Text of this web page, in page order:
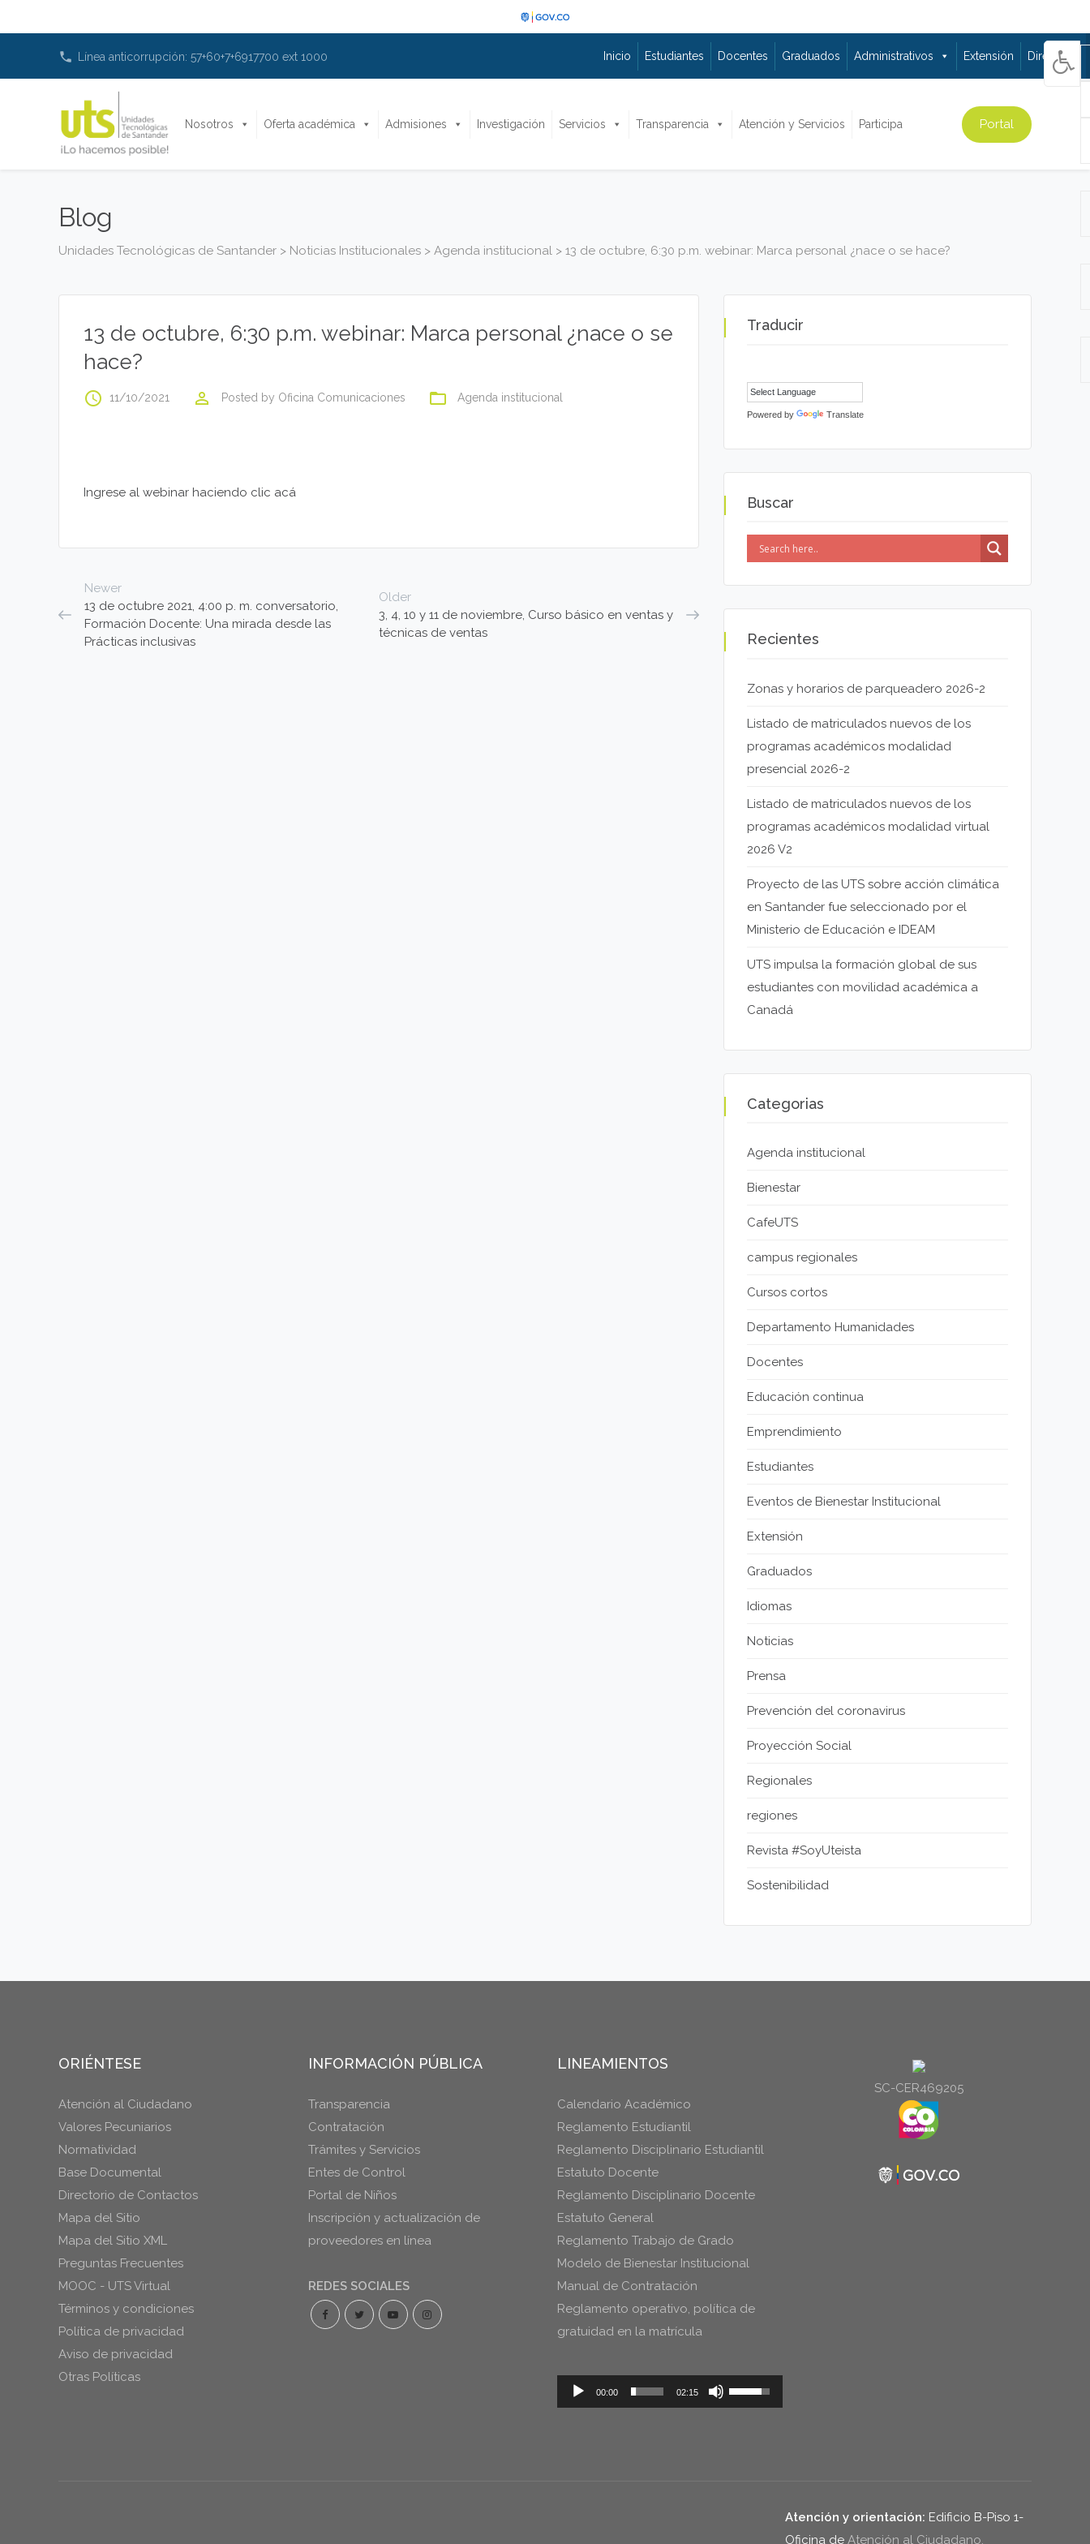
phone Línea anticorrupción: 57+60+7+6917700 ext 1000 Inicio Estudiantes Docentes Graduados Administrativos Extensión Directorio
Nosotros Oferta académica Admisiones Investigación Servicios Transparencia Atención y Servicios Participa Portal
Blog
Unidades Tecnológicas de Santander > Noticias Institucionales > Agenda institucional > 13 de octubre, 6:30 p.m. webinar: Marca personal ¿nace o se hace?
13 de octubre, 6:30 p.m. webinar: Marca personal ¿nace o se
hace?
access_time 11/10/2021 perm_identity Posted by Oficina Comunicaciones folder_open Agenda institucional
Ingrese al webinar haciendo clic acá
Newer
13 de octubre 2021, 4:00 p. m. conversatorio,
Formación Docente: Una mirada desde las
Prácticas inclusivas
Older
3, 4, 10 y 11 de noviembre, Curso básico en ventas y
técnicas de ventas
Traducir
Powered by Translate
Buscar
Recientes
Zonas y horarios de parqueadero 2026-2
Listado de matriculados nuevos de los
programas académicos modalidad
presencial 2026-2
Listado de matriculados nuevos de los
programas académicos modalidad virtual
2026 V2
Proyecto de las UTS sobre acción climática
en Santander fue seleccionado por el
Ministerio de Educación e IDEAM
UTS impulsa la formación global de sus
estudiantes con movilidad académica a
Canadá
Categorias
Agenda institucional
Bienestar
CafeUTS
campus regionales
Cursos cortos
Departamento Humanidades
Docentes
Educación continua
Emprendimiento
Estudiantes
Eventos de Bienestar Institucional
Extensión
Graduados
Idiomas
Noticias
Prensa
Prevención del coronavirus
Proyección Social
Regionales
regiones
Revista #SoyUteista
Sostenibilidad
ORIÉNTESE
Atención al Ciudadano
Valores Pecuniarios
Normatividad
Base Documental
Directorio de Contactos
Mapa del Sitio
Mapa del Sitio XML
Preguntas Frecuentes
MOOC - UTS Virtual
Términos y condiciones
Política de privacidad
Aviso de privacidad
Otras Políticas
INFORMACIÓN PÚBLICA
Transparencia
Contratación
Trámites y Servicios
Entes de Control
Portal de Niños
Inscripción y actualización de
proveedores en línea
REDES SOCIALES
LINEAMIENTOS
Calendario Académico
Reglamento Estudiantil
Reglamento Disciplinario Estudiantil
Estatuto Docente
Reglamento Disciplinario Docente
Estatuto General
Reglamento Trabajo de Grado
Modelo de Bienestar Institucional
Manual de Contratación
Reglamento operativo, política de
gratuidad en la matrícula
Reproductor
de
00:00 02:15
Utiliza
las
SC-CER469205
Atención y orientación: Edificio B-Piso 1-
Oficina de Atención al Ciudadano.